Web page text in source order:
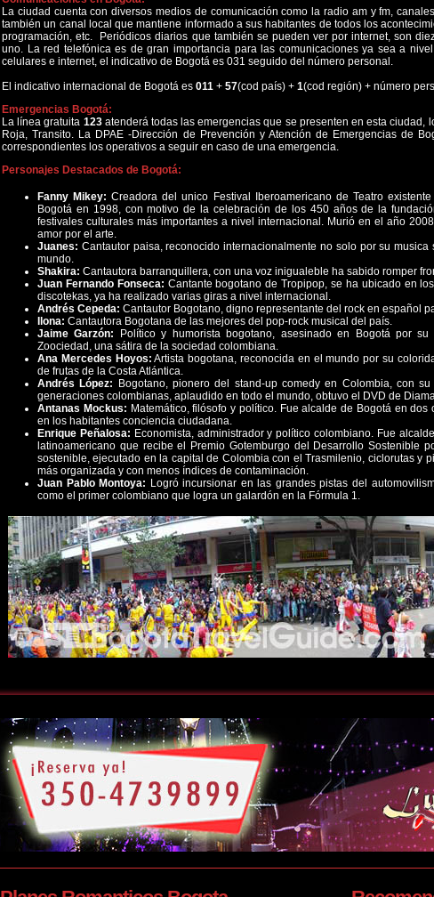
La ciudad cuenta con diversos medios de comunicación como la radio am y fm,
también un canal local que mantiene informado a sus habitantes de todos los
programación, etc. Periódicos diarios que también se pueden ver por internet, son
uno. La red telefónica es de gran importancia para las comunicaciones ya sea a
celulares e internet, el indicativo de Bogotá es 031 seguido del número personal.
El indicativo internacional de Bogotá es 011 + 57(cod país) + 1(cod región) + número
Emergencias Bogotá:
La línea gratuita 123atenderá todas las emergencias que se presenten en esta ciudad,
Roja, Transito. La DPAE -Dirección de Prevención y Atención de Emergencias de
correspondientes los operativos a seguir en caso de una emergencia.
Personajes Destacados de Bogotá:
Fanny Mikey: Creadora del unico Festival Iberoamericano de Teatro
Bogotá en 1998, con motivo de la celebración de los 450 años de la
festivales culturales más importantes a nivel internacional. Murió en el año
amor por el arte.
Juanes: Cantautor paisa, reconocido internacionalmente no solo por su
mundo.
Shakira: Cantautora barranquillera, con una voz inigualeble ha sabido romper
Juan Fernando Fonseca: Cantante bogotano de Tropipop, se ha ubicado en
discotekas, ya ha realizado varias giras a nivel internacional.
Andrés Cepeda: Cantautor Bogotano, digno representante del rock en español
Ilona: Cantautora Bogotana de las mejores del pop-rock musical del país.
Jaime Garzón:
Político y humorista bogotano, asesinado en Bogotá por
Zoociedad, una sátira de la sociedad colombiana.
Ana Mercedes Hoyos: Artista bogotana, reconocida en el mundo por su
de frutas de la Costa Atlántica.
Andrés López: Bogotano, pionero del stand-up comedy en Colombia, con
generaciones colombianas, aplaudido en todo el mundo, obtuvo el DVD de
Antanas Mockus: Matemático, filósofo y político. Fue alcalde de Bogotá en
en los habitantes conciencia ciudadana.
Enrique Peñalosa: Economista, administrador y político colombiano. Fue
latinoamericano que recibe el Premio Gotemburgo del Desarrollo Sostenible
sostenible, ejecutado en la capital de Colombia con el Trasmilenio, ciclorutas y
más organizada y con menos índices de contaminación.
Juan Pablo Montoya: Logró incursionar en las grandes pistas del
como el primer colombiano que logra un galardón en la Fórmula 1.